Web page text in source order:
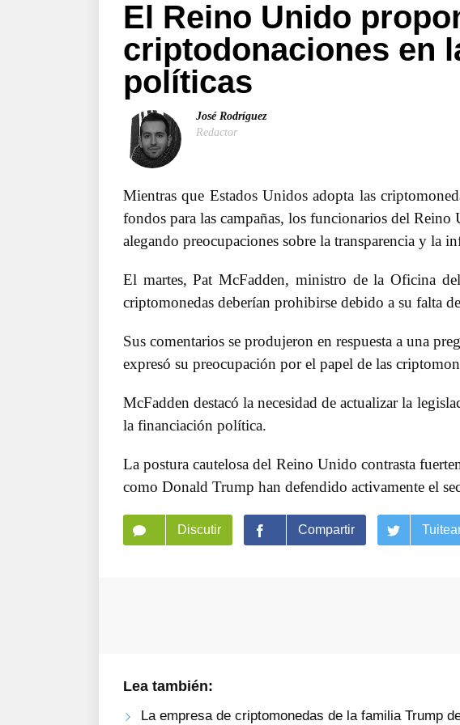
El Reino Unido
criptodonaciones en
políticas
José Rodríguez
Redactor
Mientras que Estados Unidos adopta las
fondos para las campañas, los funcionarios del
alegando preocupaciones sobre la transparencia y la
El martes, Pat McFadden, ministro de la Oficina
criptomonedas deberían prohibirse debido a su falta
Sus comentarios se produjeron en respuesta a una
expresó su preocupación por el papel de las
McFadden destacó la necesidad de actualizar la
la financiación política.
La postura cautelosa del Reino Unido contrasta
como Donald Trump han defendido activamente el
Discutir Compartir
Lea también:
La empresa de criptomonedas de la familia Trump